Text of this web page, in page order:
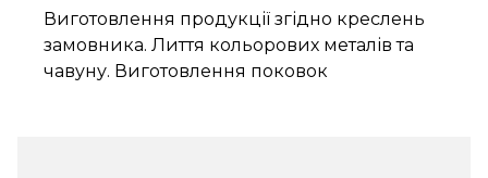
Виготовлення продукції згідно креслень
замовника. Лиття кольорових металів та
чавуну. Виготовлення поковок